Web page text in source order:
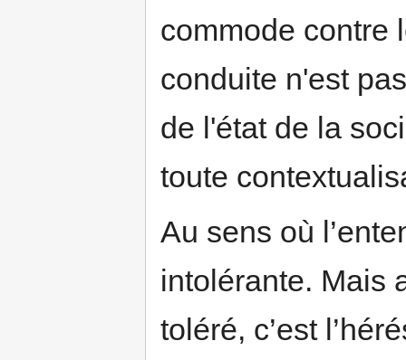
commode contre
conduite n'est
de l'état de la
toute
Au sens où
intolérante. Mais
toléré, c’est